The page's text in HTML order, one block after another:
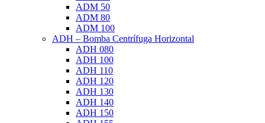
ADM 50
ADM 80
ADM 100
ADH – Bomba Centrífuga Horizontal
ADH 080
ADH 100
ADH 110
ADH 120
ADH 130
ADH 140
ADH 150